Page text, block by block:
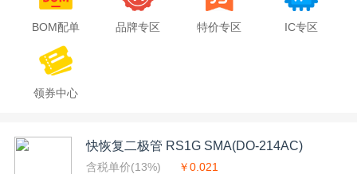
BOM配单 品牌专区 特价专区 IC专区
领券中心
快恢复二极管 RS1G SMA(DO-214AC)
含税单价(13%) ￥0.021